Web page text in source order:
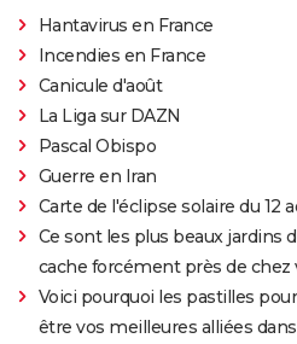
Hantavirus en France
Incendies en France
Canicule d'août
La Liga sur DAZN
Pascal Obispo
Guerre en Iran
Carte de l'éclipse solaire du 12
Ce sont les plus beaux jardins
cache forcément près de chez
Voici pourquoi les pastilles
être vos meilleures alliées